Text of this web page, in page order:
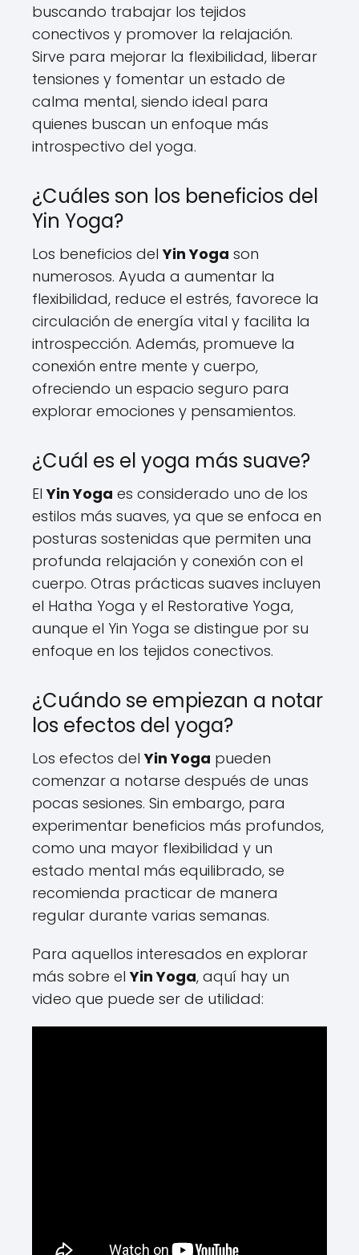
buscando trabajar los tejidos
conectivos y promover la relajación.
Sirve para mejorar la flexibilidad, liberar
tensiones y fomentar un estado de
calma mental, siendo ideal para
quienes buscan un enfoque más
introspectivo del yoga.
¿Cuáles son los beneficios del
Yin Yoga?
Los beneficios delYin Yoga son
numerosos. Ayuda a aumentar la
flexibilidad, reduce el estrés, favorece la
circulación de energía vital y facilita la
introspección. Además, promueve la
conexión entre mente y cuerpo,
ofreciendo un espacio seguro para
explorar emociones y pensamientos.
¿Cuál es el yoga más suave?
ElYin Yoga es considerado uno de los
estilos más suaves, ya que se enfoca en
posturas sostenidas que permiten una
profunda relajación y conexión con el
cuerpo. Otras prácticas suaves incluyen
el Hatha Yoga y el Restorative Yoga,
aunque el Yin Yoga se distingue por su
enfoque en los tejidos conectivos.
¿Cuándo se empiezan a notar
los efectos del yoga?
Los efectos delYin Yoga pueden
comenzar a notarse después de unas
pocas sesiones. Sin embargo, para
experimentar beneficios más profundos,
como una mayor flexibilidad y un
estado mental más equilibrado, se
recomienda practicar de manera
regular durante varias semanas.
Para aquellos interesados en explorar
más sobre elYin Yoga, aquí hay un
video que puede ser de utilidad: